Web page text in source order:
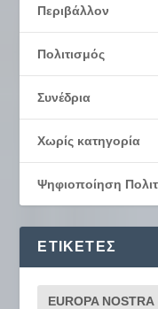
Περιβάλλον
Πολιτισμός
Συνέδρια
Χωρίς κατηγορία
Ψηφιοποίηση
ΕΤΙΚΈΤΕΣ
EUROPA NOSTRA